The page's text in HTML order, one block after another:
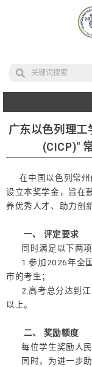
广东以色列理工
(CICP)"
在中国以色列常州
设立本奖学金，旨在
养优秀人才、助力创
一、 评定要求
同时满足以下两项
1.参加2026年全国
市的考生；
2.高考总分达到江
以上。
二、 奖励额度
每位学生奖励人民
同时，为进一步助